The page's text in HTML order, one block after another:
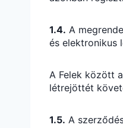
1.4. A
és elektronikus
A Felek között
létrejöttét
1.5. A